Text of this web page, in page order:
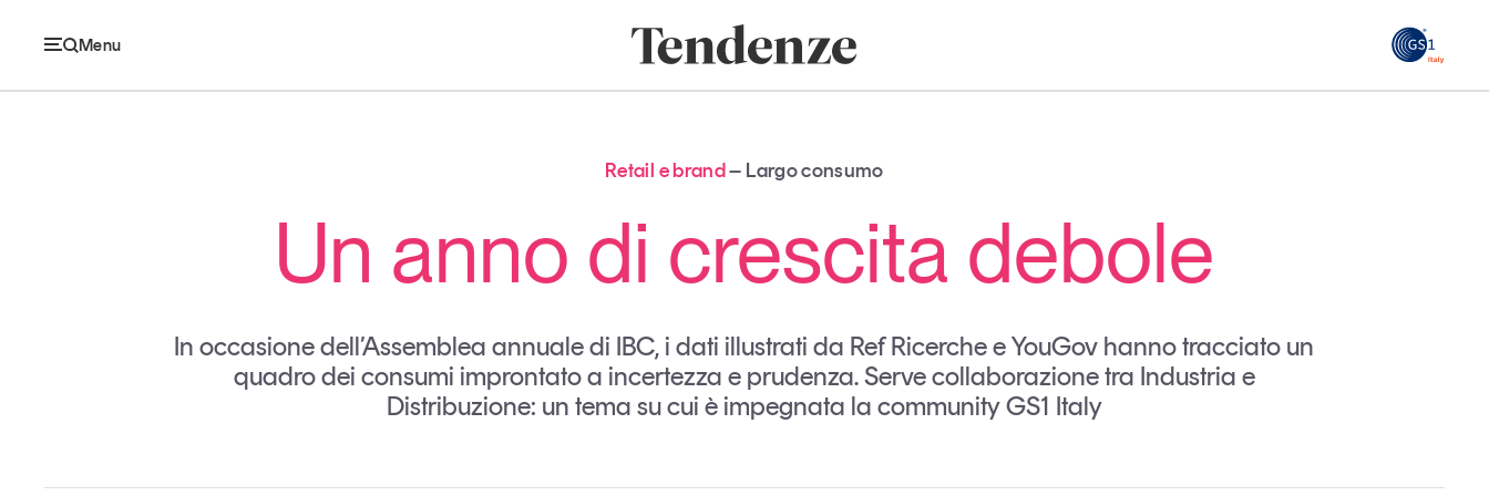
Menu
GS1
Economia e consumi
Sostenibilità
Magazine
Opinioni
Dossier
Interviste
Comunicati stampa
Video
Studi e ricerche
ricerche
Iscriviti
Retail e brand Largo consumo
Un anno di crescita debole
In occasione dell’Assemblea annuale di IBC, i dati illustrati da Ref Ricerche e YouGov hanno tracciato un
quadro dei consumi improntato a incertezza e prudenza. Serve collaborazione tra Industria e
Distribuzione: un tema su cui è impegnata la community GS1 Italy